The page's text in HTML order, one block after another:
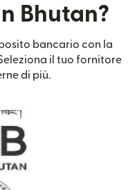
Bhutan?
bancario con la
il tuo fornitore
di più.